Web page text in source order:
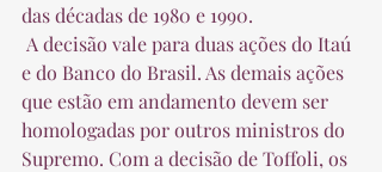
das décadas de 1980 e 1990.
e do Banco do Brasil. As demais ações
que estão em andamento devem ser
homologadas por outros ministros do
Supremo. Com a decisão de Toffoli, os